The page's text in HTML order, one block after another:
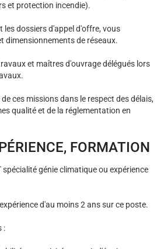
et protection incendie).
les dossiers d'appel d'offre, vous
dimensionnements de réseaux.
et maîtres d'ouvrage délégués lors
ces missions dans le respect des délais,
qualité et de la réglementation en
FORMATION
spécialité génie climatique ou expérience
d'au moins 2 ans sur ce poste.
: